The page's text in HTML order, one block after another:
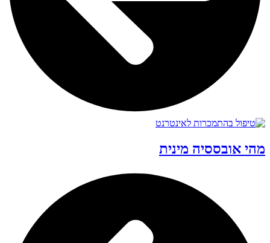
מהי אובססיה מינית